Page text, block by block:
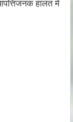
हालत में